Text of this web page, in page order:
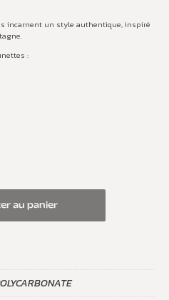
incarnent un style authentique, inspiré
:
au panier